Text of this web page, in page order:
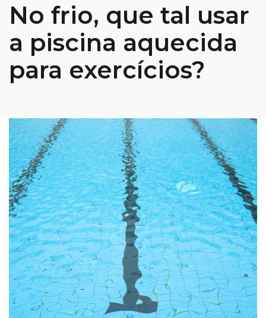
No frio, que tal usar
a piscina aquecida
para exercícios?